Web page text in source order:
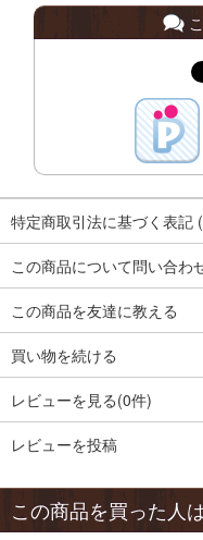
特定商取引法に基づく表記
この商品について問い合わ
この商品を友達に教える
買い物を続ける
レビューを見る(0件)
レビューを投稿
この商品を買った人